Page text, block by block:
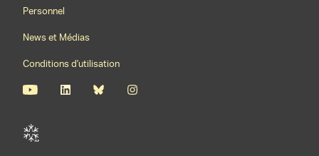
Personnel
News et Médias
Conditions d'utilisation